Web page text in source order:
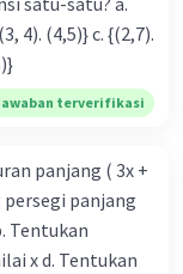
terverifikasi
panjang ( 3x +
persegi panjang
Tentukan
x d. Tentukan